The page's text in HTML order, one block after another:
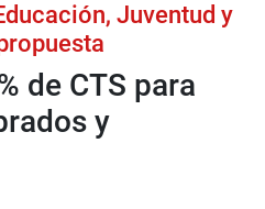
Juventud y
de CTS para
y